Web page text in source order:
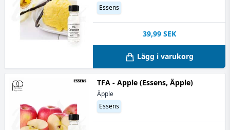
Essens
39,99 SEK
Lägg i varukorg
TFA - Apple (Essens, Äpple)
Äpple
Essens